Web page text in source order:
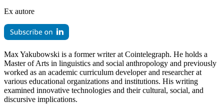
Ex autore
Max Yakubowski is a former writer at Cointelegraph. He holds a
Master of Arts in linguistics and social anthropology and previously
worked as an academic curriculum developer and researcher at
various educational organizations and institutions. His writing
examined innovative technologies and their cultural, social, and
discursive implications.